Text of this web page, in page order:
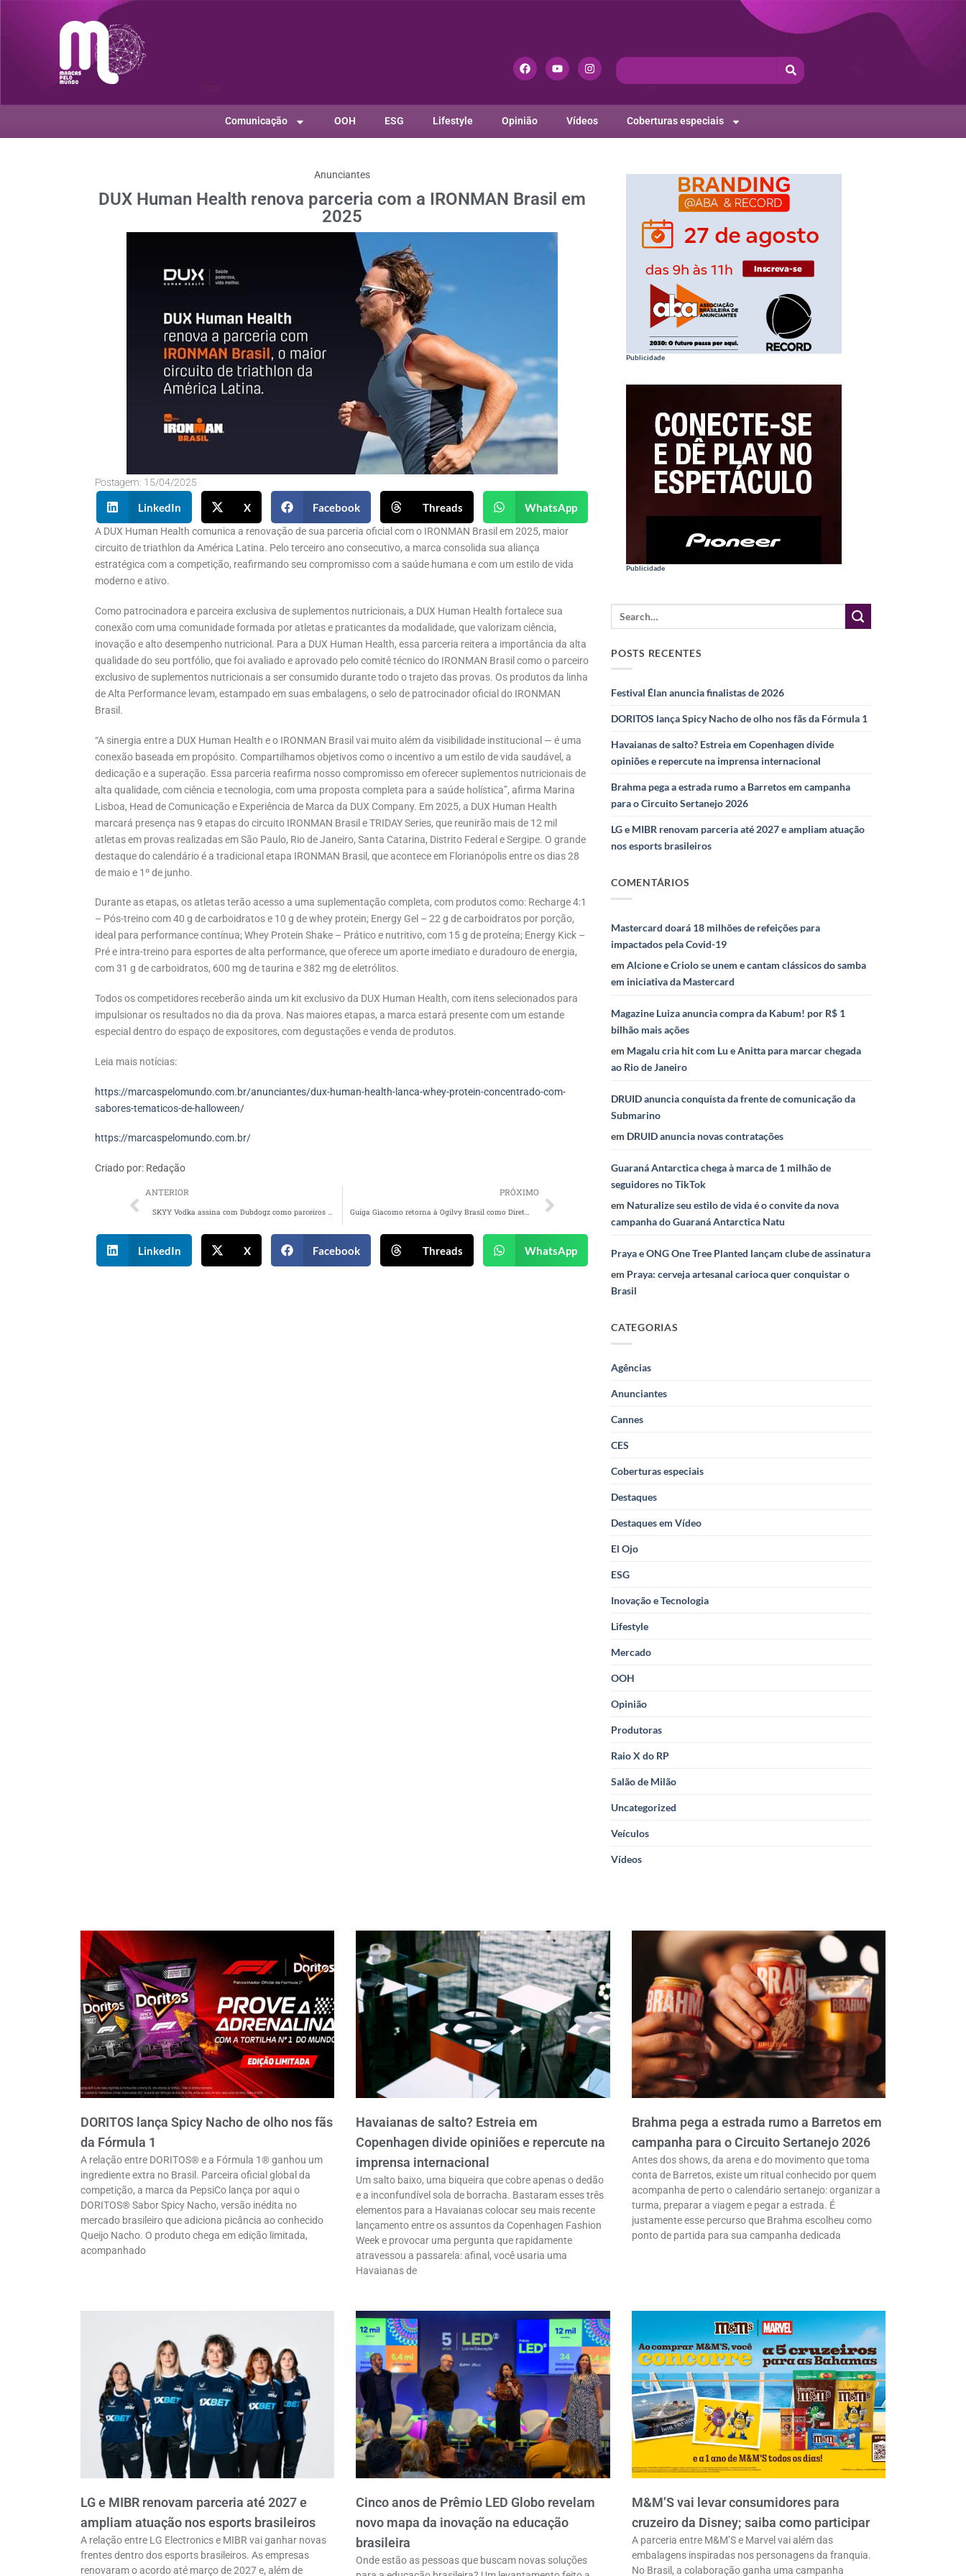
Comunicação OOH ESG Lifestyle Opinião Vídeos Coberturas especiais
Anunciantes
DUX Human Health renova parceria com a IRONMAN Brasil em
2025
Postagem: 15/04/2025
LinkedIn X Facebook Threads WhatsApp
A DUX Human Health comunica a renovação de sua parceria oficial com o IRONMAN Brasil em 2025, maior
circuito de triathlon da América Latina. Pelo terceiro ano consecutivo, a marca consolida sua aliança
estratégica com a competição, reafirmando seu compromisso com a saúde humana e com um estilo de vida
moderno e ativo.
Como patrocinadora e parceira exclusiva de suplementos nutricionais, a DUX Human Health fortalece sua
conexão com uma comunidade formada por atletas e praticantes da modalidade, que valorizam ciência,
inovação e alto desempenho nutricional. Para a DUX Human Health, essa parceria reitera a importância da alta
qualidade do seu portfólio, que foi avaliado e aprovado pelo comitê técnico do IRONMAN Brasil como o parceiro
exclusivo de suplementos nutricionais a ser consumido durante todo o trajeto das provas. Os produtos da linha
de Alta Performance levam, estampado em suas embalagens, o selo de patrocinador oficial do IRONMAN
Brasil.
“A sinergia entre a DUX Human Health e o IRONMAN Brasil vai muito além da visibilidade institucional — é uma
conexão baseada em propósito. Compartilhamos objetivos como o incentivo a um estilo de vida saudável, a
dedicação e a superação. Essa parceria reafirma nosso compromisso em oferecer suplementos nutricionais de
alta qualidade, com ciência e tecnologia, com uma proposta completa para a saúde holística”, afirma Marina
Lisboa, Head de Comunicação e Experiência de Marca da DUX Company. Em 2025, a DUX Human Health
marcará presença nas 9 etapas do circuito IRONMAN Brasil e TRIDAY Series, que reunirão mais de 12 mil
atletas em provas realizadas em São Paulo, Rio de Janeiro, Santa Catarina, Distrito Federal e Sergipe. O grande
destaque do calendário é a tradicional etapa IRONMAN Brasil, que acontece em Florianópolis entre os dias 28
de maio e 1º de junho.
Durante as etapas, os atletas terão acesso a uma suplementação completa, com produtos como: Recharge 4:1
– Pós-treino com 40 g de carboidratos e 10 g de whey protein; Energy Gel – 22 g de carboidratos por porção,
ideal para performance contínua; Whey Protein Shake – Prático e nutritivo, com 15 g de proteína; Energy Kick –
Pré e intra-treino para esportes de alta performance, que oferece um aporte imediato e duradouro de energia,
com 31 g de carboidratos, 600 mg de taurina e 382 mg de eletrólitos.
Todos os competidores receberão ainda um kit exclusivo da DUX Human Health, com itens selecionados para
impulsionar os resultados no dia da prova. Nas maiores etapas, a marca estará presente com um estande
especial dentro do espaço de expositores, com degustações e venda de produtos.
Leia mais notícias:
https://marcaspelomundo.com.br/anunciantes/dux-human-health-lanca-whey-protein-concentrado-com-
sabores-tematicos-de-halloween/
https://marcaspelomundo.com.br/
Criado por: Redação
ANTERIOR
SKYY Vodka assina com Dubdogz como parceiros criativos
PRÓXIMO
Guiga Giacomo retorna à Ogilvy Brasil como Diretor Executivo de Criação
LinkedIn X Facebook Threads WhatsApp
Publicidade
Publicidade
POSTS RECENTES
Festival Élan anuncia finalistas de 2026
DORITOS lança Spicy Nacho de olho nos fãs da Fórmula 1
Havaianas de salto? Estreia em Copenhagen divide
opiniões e repercute na imprensa internacional
Brahma pega a estrada rumo a Barretos em campanha
para o Circuito Sertanejo 2026
LG e MIBR renovam parceria até 2027 e ampliam atuação
nos esports brasileiros
COMENTÁRIOS
Mastercard doará 18 milhões de refeições para
impactados pela Covid-19
emAlcione e Criolo se unem e cantam clássicos do samba
em iniciativa da Mastercard
Magazine Luiza anuncia compra da Kabum! por R$ 1
bilhão mais ações
em Magalu cria hit com Lu e Anitta para marcar chegada
ao Rio de Janeiro
DRUID anuncia conquista da frente de comunicação da
Submarino
em DRUID anuncia novas contratações
Guaraná Antarctica chega à marca de 1 milhão de
seguidores no TikTok
em Naturalize seu estilo de vida é o convite da nova
campanha do Guaraná Antarctica Natu
Praya e ONG One Tree Planted lançam clube de assinatura
em Praya: cerveja artesanal carioca quer conquistar o
Brasil
CATEGORIAS
Agências
Anunciantes
Cannes
CES
Coberturas especiais
Destaques
Destaques em Vídeo
El Ojo
ESG
Inovação e Tecnologia
Lifestyle
Mercado
OOH
Opinião
Produtoras
Raio X do RP
Salão de Milão
Uncategorized
Veículos
Vídeos
DORITOS lança Spicy Nacho de olho nos fãs
da Fórmula 1
A relação entre DORITOS® e a Fórmula 1® ganhou um
ingrediente extra no Brasil. Parceira oficial global da
competição, a marca da PepsiCo lança por aqui o
DORITOS® Sabor Spicy Nacho, versão inédita no
mercado brasileiro que adiciona picância ao conhecido
Queijo Nacho. O produto chega em edição limitada,
acompanhado
Havaianas de salto? Estreia em
Copenhagen divide opiniões e repercute na
imprensa internacional
Um salto baixo, uma biqueira que cobre apenas o dedão
e a inconfundível sola de borracha. Bastaram esses três
elementos para a Havaianas colocar seu mais recente
lançamento entre os assuntos da Copenhagen Fashion
Week e provocar uma pergunta que rapidamente
atravessou a passarela: afinal, você usaria uma
Havaianas de
Brahma pega a estrada rumo a Barretos em
campanha para o Circuito Sertanejo 2026
Antes dos shows, da arena e do movimento que toma
conta de Barretos, existe um ritual conhecido por quem
acompanha de perto o calendário sertanejo: organizar a
turma, preparar a viagem e pegar a estrada. É
justamente esse percurso que Brahma escolheu como
ponto de partida para sua campanha dedicada
LG e MIBR renovam parceria até 2027 e
ampliam atuação nos esports brasileiros
A relação entre LG Electronics e MIBR vai ganhar novas
frentes dentro dos esports brasileiros. As empresas
renovaram o acordo até março de 2027 e, além de
Cinco anos de Prêmio LED Globo revelam
novo mapa da inovação na educação
brasileira
Onde estão as pessoas que buscam novas soluções
M&M’S vai levar consumidores para
cruzeiro da Disney; saiba como participar
A parceria entre M&M’S e Marvel vai além das
embalagens inspiradas nos personagens da franquia.
No Brasil, a colaboração ganha uma campanha